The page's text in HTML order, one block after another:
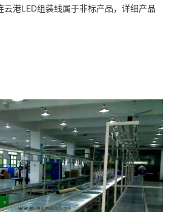
云港LED组装线属于非标产品，详细产品